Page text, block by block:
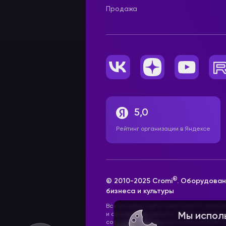
Мы
Продажа
5,0
Рейтинг организации в Яндексе
© 2010-2025 Cromi®.
бизнеса и культуры
Все ресурсы сайта www.cromi.ru,
и оформление страниц, товарные
собственность, защищены российским